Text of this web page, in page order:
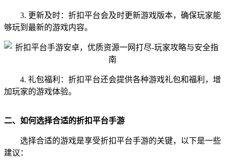
3. 更新及时：折扣平台会及时更新游戏版本，确保玩家能
够玩到最新的游戏内容。
4. 礼包福利：折扣平台还会提供各种游戏礼包和福利，增
加玩家的游戏体验。
二、如何选择合适的折扣平台手游
选择合适的游戏是享受折扣平台手游的关键，以下是一些
建议：